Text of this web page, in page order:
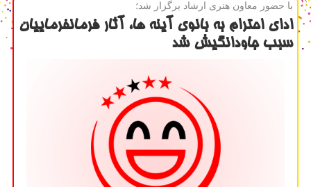
با حضور معاون هنری ارشاد برگزار شد؛
ادای احترام به بانوی آینه ها، آثار فرمانفرماییان
سبب جاودانگیش شد